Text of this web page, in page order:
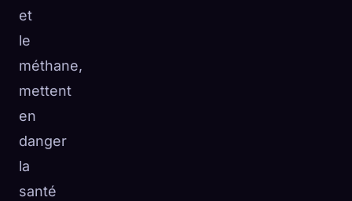
et
le
méthane,
mettent
en
danger
la
santé